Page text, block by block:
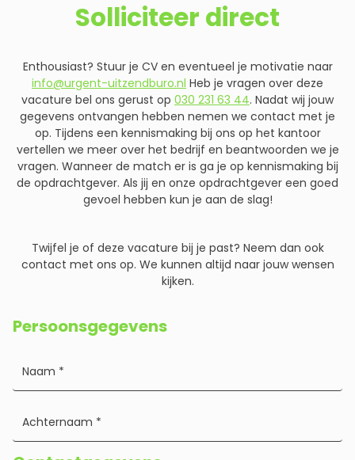
Solliciteer direct
Enthousiast? Stuur je CV en eventueel je motivatie naar
info@urgent-uitzendburo.nl Heb je vragen over deze
vacature bel ons gerust op 030 231 63 44. Nadat wij jouw
gegevens ontvangen hebben nemen we contact met je
op. Tijdens een kennismaking bij ons op het kantoor
vertellen we meer over het bedrijf en beantwoorden we je
vragen. Wanneer de match er is ga je op kennismaking bij
de opdrachtgever. Als jij en onze opdrachtgever een goed
gevoel hebben kun je aan de slag!
Twijfel je of deze vacature bij je past? Neem dan ook
contact met ons op. We kunnen altijd naar jouw wensen
kijken.
Persoonsgegevens